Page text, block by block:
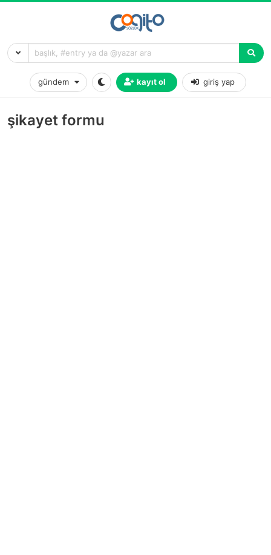
gündem kayıt ol giriş yap
şikayet formu